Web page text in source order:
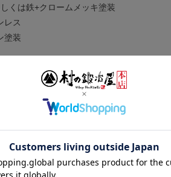
くは鉄+クロームメッキ塗装
レス
装
はこちら